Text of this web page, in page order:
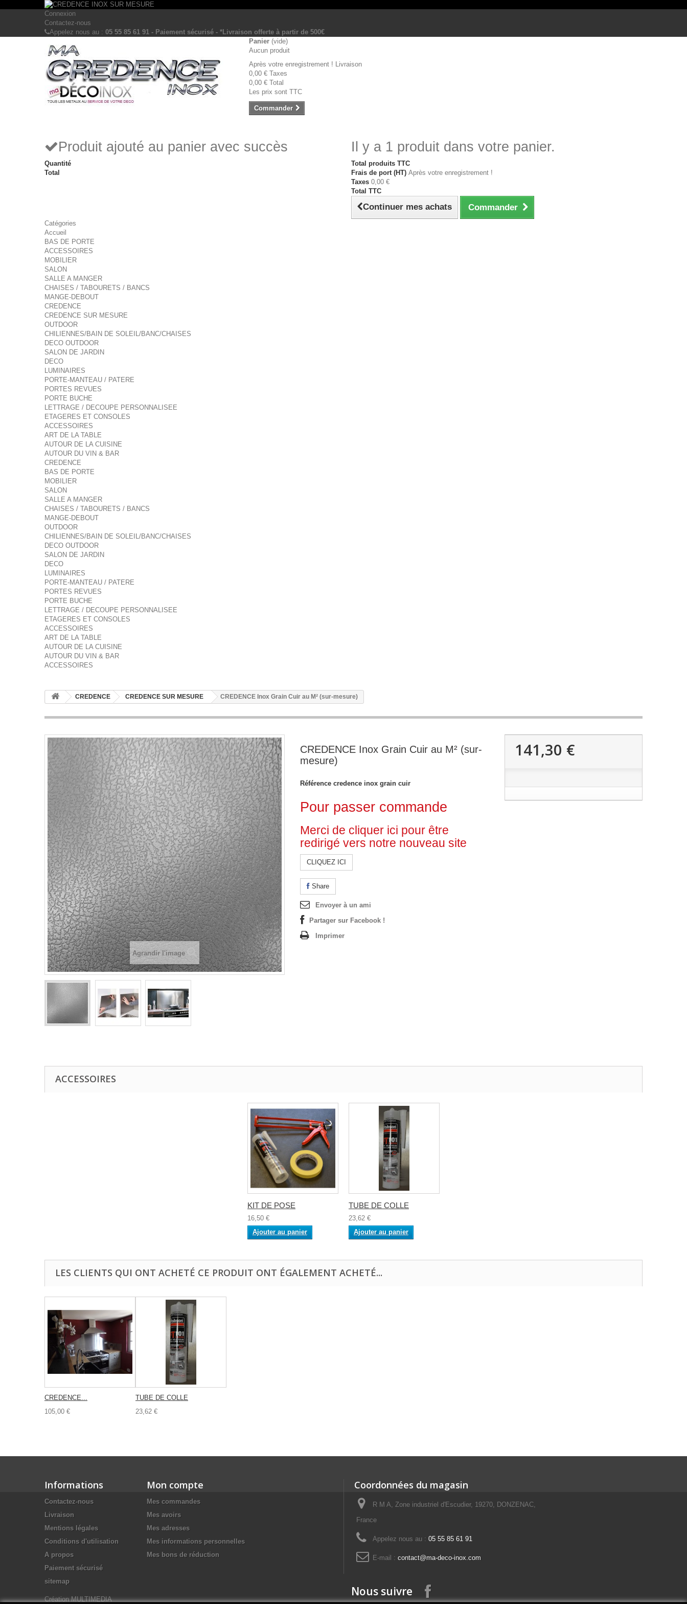
Connexion
Contactez-nous
Appelez nous au : 05 55 85 61 91 - Paiement sécurisé - *Livraison offerte à partir de 500€
Panier (vide)
Aucun produit
Après votre enregistrement ! Livraison
0,00 € Taxes
0,00 € Total
Les prix sont TTC
Commander
Produit ajouté au panier avec succès
Quantité
Total
Il y a 1 produit dans votre panier.
Total produits TTC
Frais de port (HT) Après votre enregistrement !
Taxes 0,00 €
Total TTC
Continuer mes achats Commander
Catégories
Accueil
BAS DE PORTE
ACCESSOIRES
MOBILIER
SALON
SALLE A MANGER
CHAISES / TABOURETS / BANCS
MANGE-DEBOUT
CREDENCE
CREDENCE SUR MESURE
OUTDOOR
CHILIENNES/BAIN DE SOLEIL/BANC/CHAISES
DECO OUTDOOR
SALON DE JARDIN
DECO
LUMINAIRES
PORTE-MANTEAU / PATERE
PORTES REVUES
PORTE BUCHE
LETTRAGE / DECOUPE PERSONNALISEE
ETAGERES ET CONSOLES
ACCESSOIRES
ART DE LA TABLE
AUTOUR DE LA CUISINE
AUTOUR DU VIN & BAR
CREDENCE
BAS DE PORTE
MOBILIER
SALON
SALLE A MANGER
CHAISES / TABOURETS / BANCS
MANGE-DEBOUT
OUTDOOR
CHILIENNES/BAIN DE SOLEIL/BANC/CHAISES
DECO OUTDOOR
SALON DE JARDIN
DECO
LUMINAIRES
PORTE-MANTEAU / PATERE
PORTES REVUES
PORTE BUCHE
LETTRAGE / DECOUPE PERSONNALISEE
ETAGERES ET CONSOLES
ACCESSOIRES
ART DE LA TABLE
AUTOUR DE LA CUISINE
AUTOUR DU VIN & BAR
ACCESSOIRES
CREDENCE CREDENCE SUR MESURE CREDENCE Inox Grain Cuir au M² (sur-mesure)
Agrandir l'image
CREDENCE Inox Grain Cuir au M² (sur-
mesure)
Référence credence inox grain cuir
Pour passer commande
Merci de cliquer ici pour être
redirigé vers notre nouveau site
CLIQUEZ ICI
Share
Envoyer à un ami
Partager sur Facebook !
Imprimer
141,30 €
ACCESSOIRES
KIT DE POSE
16,50 €
Ajouter au panier
TUBE DE COLLE
23,62 €
Ajouter au panier
LES CLIENTS QUI ONT ACHETÉ CE PRODUIT ONT ÉGALEMENT ACHETÉ...
CREDENCE...
105,00 €
TUBE DE COLLE
23,62 €
Informations
Contactez-nous
Livraison
Mentions légales
Conditions d'utilisation
A propos
Paiement sécurisé
sitemap
Création MULTIMEDIA
Mon compte
Mes commandes
Mes avoirs
Mes adresses
Mes informations personnelles
Mes bons de réduction
Coordonnées du magasin
R M A, Zone industriel d'Escudier, 19270, DONZENAC,
France
Appelez nous au : 05 55 85 61 91
E-mail : contact@ma-deco-inox.com
Nous suivre